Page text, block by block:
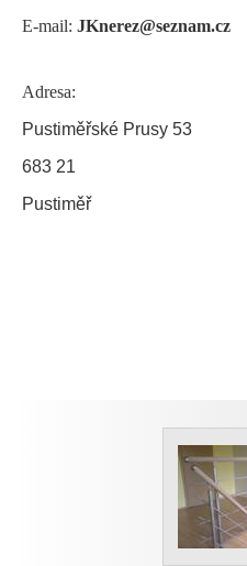
E-mail: JKnerez@seznam.cz
Adresa:
Pustiměřské Prusy 53
683 21
Pustiměř